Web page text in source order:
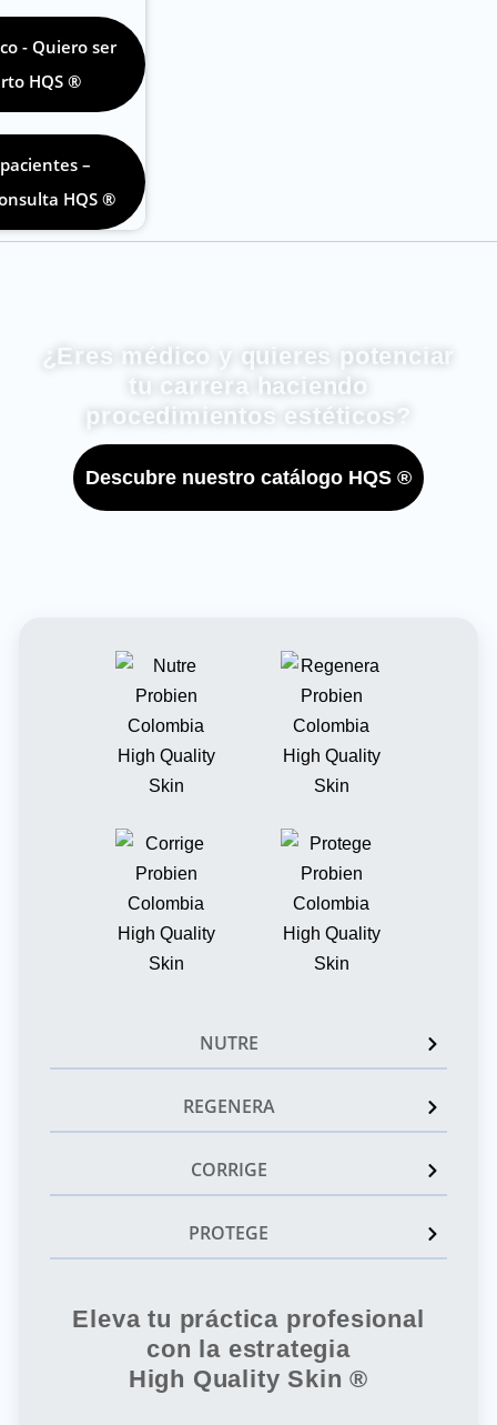
- Quiero ser
HQS ®
–
HQS ®
¿Eres médico y quieres potenciar
tu carrera haciendo
procedimientos estéticos?
Descubre nuestro catálogo HQS ®
NUTRE
REGENERA
CORRIGE
PROTEGE
Eleva tu práctica profesional
con la estrategia
High Quality Skin ®